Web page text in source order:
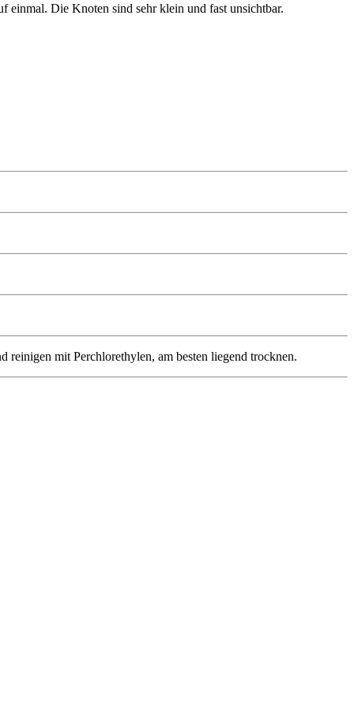
einmal. Die Knoten sind sehr klein und fast unsichtbar.
reinigen mit Perchlorethylen, am besten liegend trocknen.